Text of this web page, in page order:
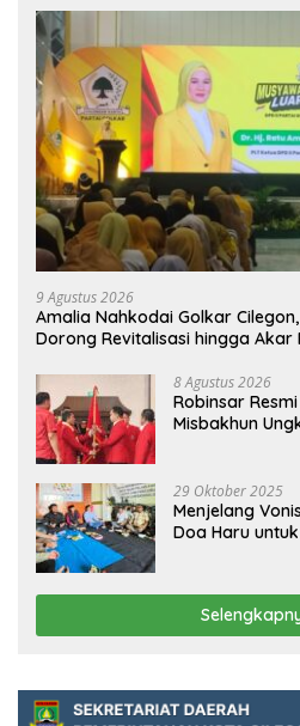
9 Agustus 2026
Amalia Nahkodai Golkar
Dorong Revitalisasi hingga Akar
8 Agustus 2026
Robinsar
Misbakhun
29 Oktober 2025
Menjelang
Doa Haru